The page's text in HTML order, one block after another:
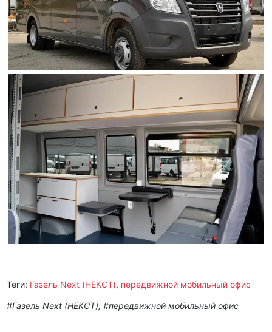
Теги: Газель Next (НЕКСТ), передвижной мобильный офис
#Газель Next (НЕКСТ), #передвижной мобильный офис